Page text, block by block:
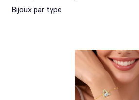
Bijoux par type